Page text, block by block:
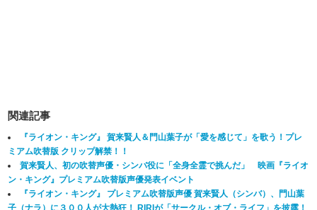
関連記事
『ライオン・キング』 賀来賢人＆門山葉子が「愛を感じて」を歌う！プレ
ミアム吹替版 クリップ解禁！！
賀来賢人、初の吹替声優・シンバ役に「全身全霊で挑んだ」 映画『ライオ
ン・キング』プレミアム吹替版声優発表イベント
『ライオン・キング』 プレミアム吹替版声優 賀来賢人（シンバ）、門山葉